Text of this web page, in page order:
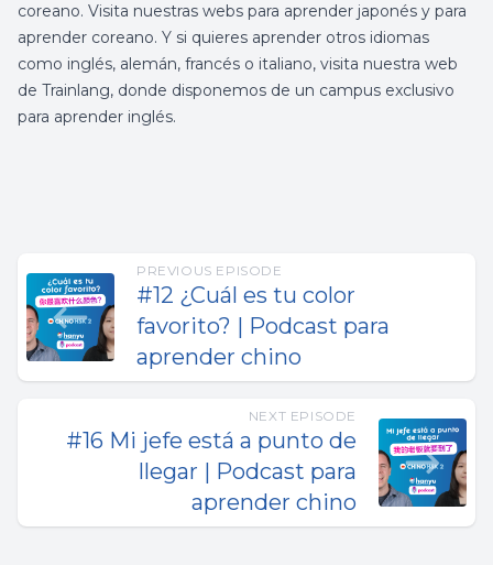
coreano. Visita nuestras webs para aprender japonés y para
aprender coreano. Y si quieres aprender otros idiomas
como inglés, alemán, francés o italiano, visita nuestra web
de Trainlang, donde disponemos de un campus exclusivo
para aprender inglés.
PREVIOUS EPISODE
#12 ¿Cuál es tu color
favorito? | Podcast para
aprender chino
NEXT EPISODE
#16 Mi jefe está a punto de
llegar | Podcast para
aprender chino